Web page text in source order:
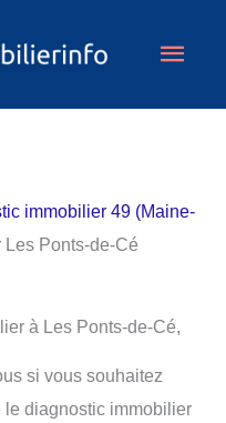
immobilier 49 (Maine-
Ponts-de-Cé
à Les Ponts-de-Cé,
si vous souhaitez
diagnostic immobilier